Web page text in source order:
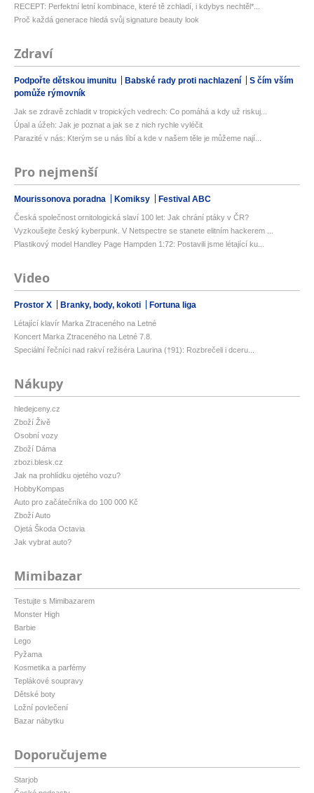
RECEPT: Perfektní letní kombinace, které tě zchladí, i kdybys nechtěl*...
Proč každá generace hledá svůj signature beauty look
Zdraví
Podpořte dětskou imunitu Babské rady proti nachlazení
S čím vším
pomůže rýmovník
Jak se zdravě zchladit v tropických vedrech: Co pomáhá a kdy už riskuj...
Úpal a úžeh: Jak je poznat a jak se z nich rychle vyléčit
Parazité v nás: Kterým se u nás líbí a kde v našem těle je můžeme nají...
Pro nejmenší
Mourissonova poradna Komiksy Festival ABC
Česká společnost ornitologická slaví 100 let: Jak chrání ptáky v ČR?
Vyzkoušejte český kyberpunk. V Netspectre se stanete elitním hackerem ...
Plastikový model Handley Page Hampden 1:72: Postavili jsme létající ku...
Video
Prostor X Branky, body, kokoti Fortuna liga
Létající klavír Marka Ztraceného na Letné
Koncert Marka Ztraceného na Letné 7.8.
Speciální řečníci nad rakví režiséra Laurina (†91): Rozbrečeli i dceru...
Nákupy
hledejceny.cz
Zboží Živě
Osobní vozy
Zboží Dáma
zbozi.blesk.cz
Jak na prohlídku ojetého vozu?
HobbyKompas
Auto pro začátečníka do 100 000 Kč
Zboží Auto
Ojetá Škoda Octavia
Jak vybrat auto?
Mimibazar
Testujte s Mimibazarem
Monster High
Barbie
Lego
Pyžama
Kosmetika a parfémy
Teplákové soupravy
Dětské boty
Ložní povlečení
Bazar nábytku
Doporučujeme
Starjob